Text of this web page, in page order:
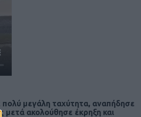
πολύ μεγάλη ταχύτητα, αναπήδησε
ακολούθησε έκρηξη και